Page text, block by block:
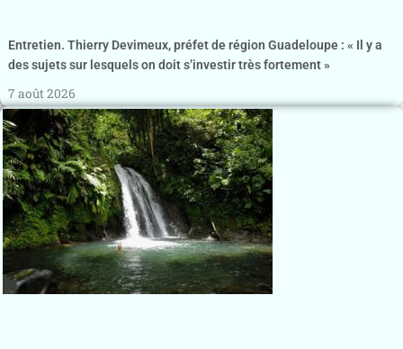
Entretien. Thierry Devimeux, préfet de région Guadeloupe : « Il y a
des sujets sur lesquels on doit s’investir très fortement »
7 août 2026